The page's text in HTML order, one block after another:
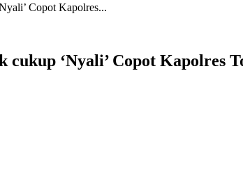
Copot Kapolres...
‘Nyali’ Copot Kapolres